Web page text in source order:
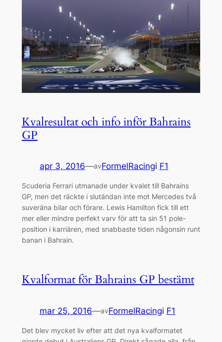
Kvalresultat och info inför Bahrains
GP
apr 3, 2016—avFormelRacingi F1
Scuderia Ferrari utmanade under kvalet till Bahrains
GP, men det räckte i slutändan inte mot Mercedes två
suveräna bilar och förare. Lewis Hamilton fick till ett
mer eller mindre perfekt varv för att ta sin 51 pole-
position i karriären, med snabbaste tiden någonsin runt
banan i Bahrain.
Kvalformat för Bahrains GP bestämt
mar 25, 2016—avFormelRacingi F1
Det blev mycket liv efter att det nya kvalformatet